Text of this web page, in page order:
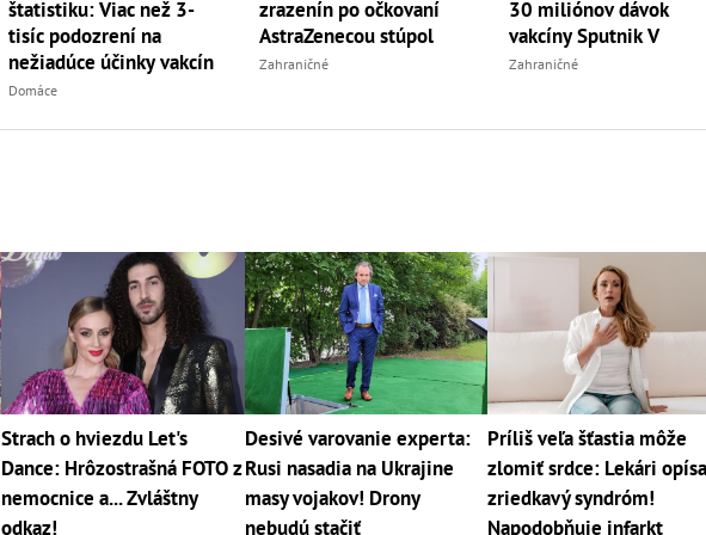
štatistiku: Viac než 3-
tisíc podozrení na
nežiadúce účinky vakcín
Domáce
zrazenín po očkovaní
AstraZenecou stúpol
Zahraničné
30 miliónov dávok
vakcíny Sputnik V
Zahraničné
Strach o hviezdu Let's
Dance: Hrôzostrašná FOTO z
nemocnice a... Zvláštny
odkaz!
Desivé varovanie experta:
Rusi nasadia na Ukrajine
masy vojakov! Drony
nebudú stačiť
Príliš veľa šťastia môže
zlomiť srdce: Lekári
zriedkavý syndróm!
Napodobňuje infarkt